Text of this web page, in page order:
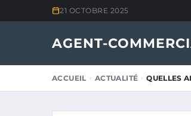
21 OCTOBRE 2025
AGENT-
ACCUEIL ACTUALITÉ QUELLES